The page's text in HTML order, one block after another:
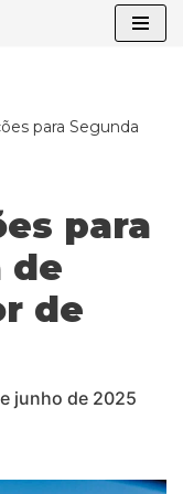
para Segunda
para
de
de
junho de 2025